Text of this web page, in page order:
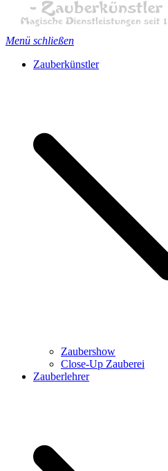
Menü schließen
Zauberkünstler
Zaubershow
Close-Up Zauberei
Zauberlehrer